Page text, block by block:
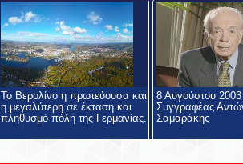
Το Βερολίνο η πρωτεύουσα και
η μεγαλύτερη σε έκταση και
πληθυσμό πόλη της Γερμανίας.
8 Αυγούστου 2003
Συγγραφέας
Σαμαράκης